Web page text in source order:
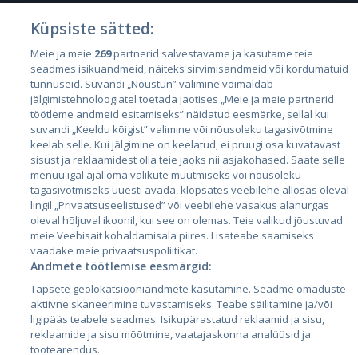
Страны
Эстония
Латвия
Литва
City24.lv
City24.ee
GetaPro.lv
GetaPro.ee
Skelbiu.lt
CVbankas.lt
Kainos.lt
Paslaugos.lt
auto24.ee
Küpsiste sätted:
Meie ja meie 269partnerid salvestavame ja kasutame teie
seadmes isikuandmeid, näiteks sirvimisandmeid või kordumatuid
tunnuseid. Suvandi „Nõustun” valimine võimaldab
jälgimistehnoloogiatel toetada jaotises „Meie ja meie partnerid
töötleme andmeid esitamiseks” näidatud eesmärke, sellal kui
suvandi „Keeldu kõigist” valimine või nõusoleku tagasivõtmine
keelab selle. Kui jälgimine on keelatud, ei pruugi osa kuvatavast
sisust ja reklaamidest olla teie jaoks nii asjakohased. Saate selle
menüü igal ajal oma valikute muutmiseks või nõusoleku
tagasivõtmiseks uuesti avada, klõpsates veebilehe allosas oleval
lingil „Privaatsuseelistused” või veebilehe vasakus alanurgas
oleval hõljuval ikoonil, kui see on olemas. Teie valikud jõustuvad
meie Veebisait kohaldamisala piires. Lisateabe saamiseks
vaadake meie privaatsuspoliitikat.
Andmete töötlemise eesmärgid:
Täpsete geolokatsiooniandmete kasutamine. Seadme omaduste
aktiivne skaneerimine tuvastamiseks. Teabe säilitamine ja/või
ligipääs teabele seadmes. Isikupärastatud reklaamid ja sisu,
reklaamide ja sisu mõõtmine, vaatajaskonna analüüsid ja
tootearendus.